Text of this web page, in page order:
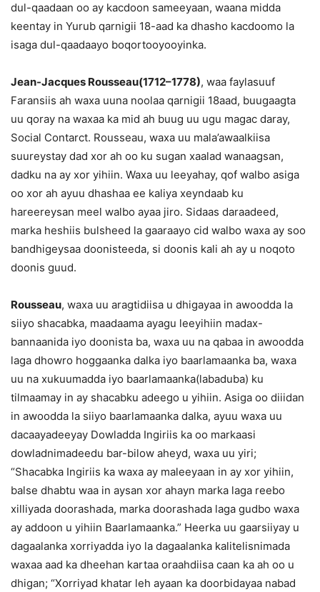
dul-qaadaan oo ay kacdoon sameeyaan, waana midda
keentay in Yurub qarnigii 18-aad ka dhasho kacdoomo la
isaga dul-qaadaayo boqortooyooyinka.
Jean-Jacques Rousseau(1712–1778), waa faylasuuf
Faransiis ah waxa uuna noolaa qarnigii 18aad, buugaagta
uu qoray na waxaa ka mid ah buug uu ugu magac daray,
Social Contarct. Rousseau, waxa uu mala’awaalkiisa
suureystay dad xor ah oo ku sugan xaalad wanaagsan,
dadku na ay xor yihiin. Waxa uu leeyahay, qof walbo asiga
oo xor ah ayuu dhashaa ee kaliya xeyndaab ku
hareereysan meel walbo ayaa jiro. Sidaas daraadeed,
marka heshiis bulsheed la gaaraayo cid walbo waxa ay soo
bandhigeysaa doonisteeda, si doonis kali ah ay u noqoto
doonis guud.
Rousseau, waxa uu aragtidiisa u dhigayaa in awoodda la
siiyo shacabka, maadaama ayagu leeyihiin madax-
bannaanida iyo doonista ba, waxa uu na qabaa in awoodda
laga dhowro hoggaanka dalka iyo baarlamaanka ba, waxa
uu na xukuumadda iyo baarlamaanka(labaduba) ku
tilmaamay in ay shacabku adeego u yihiin. Asiga oo diiidan
in awoodda la siiyo baarlamaanka dalka, ayuu waxa uu
dacaayadeeyay Dowladda Ingiriis ka oo markaasi
dowladnimadeedu bar-bilow aheyd, waxa uu yiri;
“Shacabka Ingiriis ka waxa ay maleeyaan in ay xor yihiin,
balse dhabtu waa in aysan xor ahayn marka laga reebo
xilliyada doorashada, marka doorashada laga gudbo waxa
ay addoon u yihiin Baarlamaanka.” Heerka uu gaarsiiyay u
dagaalanka xorriyadda iyo la dagaalanka kalitelisnimada
waxaa aad ka dheehan kartaa oraahdiisa caan ka ah oo u
dhigan; “Xorriyad khatar leh ayaan ka doorbidayaa nabad